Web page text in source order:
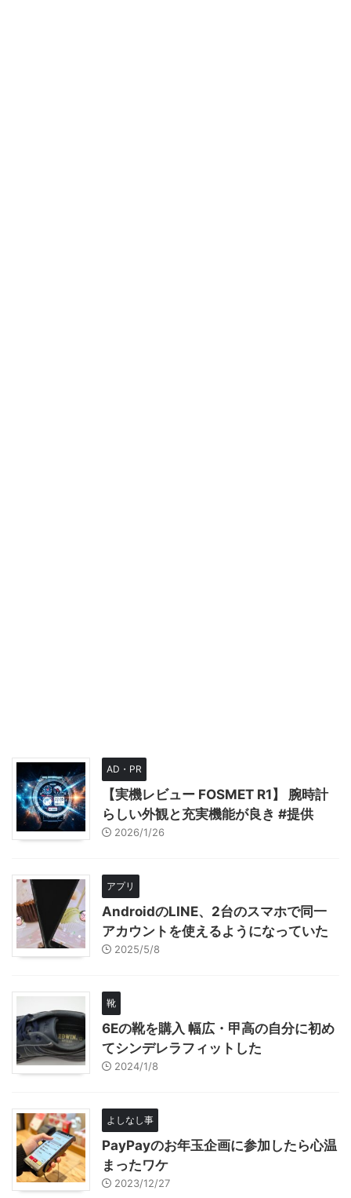
AD・PR
【実機レビュー FOSMET R1】 腕時計
らしい外観と充実機能が良き #提供
2026/1/26
アプリ
AndroidのLINE、2台のスマホで同一
アカウントを使えるようになっていた
2025/5/8
靴
6Eの靴を購入 幅広・甲高の自分に初め
てシンデレラフィットした
2024/1/8
よしなし事
PayPayのお年玉企画に参加したら心温
まったワケ
2023/12/27